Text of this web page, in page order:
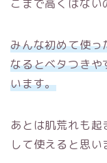
こまで高くはない
みんな初めて使
なるとベタつき
います。
あとは肌荒れも
して使えると思い